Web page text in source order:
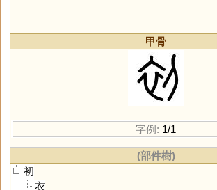
甲骨
字例: 1/1
(部件樹)
初
衣